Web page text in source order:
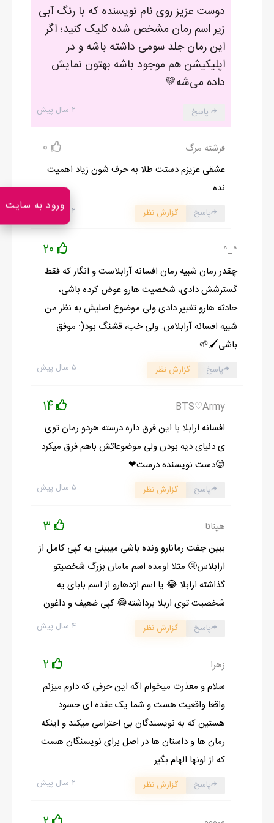
خودم امدم:
کارول-بانو...بانو
با حواس پرتی جوابشو دادم:
-چیه شارل چی میخوای؟
دوست عزیز روی نام نویسنده که با رنگ آبی
زیر اسم رمان مشخص شده کلیک کنید؛ اگر
این رمان جلد سومی داشته باشه و در
اپلیکیشن هم موجود باشه بهتون نمایش
داده می‌شه💚
۲ سال پیش پاسخ
فرشته مرگ 0
عشقی عزیزم دستت طلا به حرف شون زیاد اهمیت
نده
۲ سال پیش پاسخ گزارش نظر
^_^
20
چقدر رمان شبیه رمان افسانه آرابلاست و انگار که فقط
گسترشش دادی، شخصیت هارو عوض کرده باشی،
حادثه هارو تغییر دادی ولی موضوع اصلیش به نظر من
شبیه افسانه آرابلاس. ولی خب، قشنگ بود(: موفق
باشی🖌🌱
۵ سال پیش پاسخ گزارش نظر
BTS♡Army
14
افسانه ارابلا با این فرق داره درسته هردو رمان توی
ی دنیای دیه بودن ولی موضوعاتش باهم فرق میکرد
😊دست نویسنده درست❤
۵ سال پیش پاسخ گزارش نظر
هیناتا 3
ببین جفت رمانارو ونده باشی میبینی یه کپی کامل از
ارابلاس🤧 مثلا اومده اسم مامان بزرگ شخصیتو
گذاشته ارابلا 😂 یا اسم اژدهارو از اسم بابای یه
شخصیت توی اربلا برداشته😂 کپی ضعیف و داغون
۴ سال پیش پاسخ گزارش نظر
زهرا 2
سلام و معذرت میخوام اگه این حرفی که دارم میزنم
واقعا واقعیت هست و شما یک عقده ای حسود
هستین که به نویسندگان بی احترامی میکند و اینکه
رمان ها و داستان ها در اصل برای نویسنگان هست
که از اونها الهام بگیر
۲ سال پیش پاسخ گزارش نظر
ورود به سایت